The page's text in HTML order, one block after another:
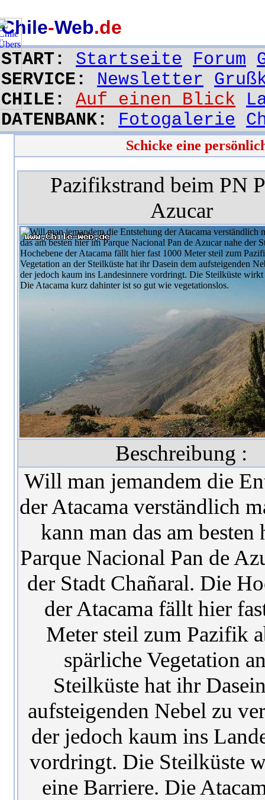
Chile-Web.de
START: Startseite Forum
SERVICE: Newsletter
CHILE: Auf einen Blick
DATENBANK: Fotogalerie
Schicke eine
Pazifikstrand beim PN
Azucar
Beschreibung :
Will man jemandem die
der Atacama verständlich
kann man das am besten
Parque Nacional Pan de
der Stadt Chañaral. Die
der Atacama fällt hier
Meter steil zum Pazifik
spärliche Vegetation
Steilküste hat ihr
aufsteigenden Nebel zu
der jedoch kaum ins
vordringt. Die Steilküste
eine Barriere. Die